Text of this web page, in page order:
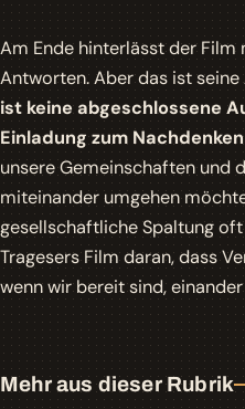
Am Ende hinterlässt der Film
Antworten. Aber das ist
ist keine abgeschlossene
Einladung zum Nachdenken
unsere Gemeinschaften und
miteinander umgehen
gesellschaftliche Spaltung
Tragesers Film daran, dass
wenn wir bereit sind,
Mehr aus dieser Rubrik